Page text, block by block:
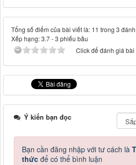
Tổng số điểm của bài viết là: 11 trong 3
Xếp hạng:3.7-3 phiếu bầu
Click để đánh giá bài
Ý kiến bạn đọc
Bạn cần đăng nhập với tư cách là
thức để có thể bình luận